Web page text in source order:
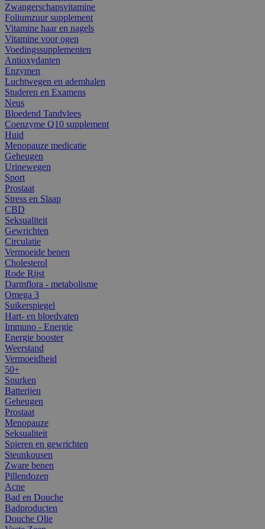
Zwangerschapsvitamine
Foliumzuur supplement
Vitamine haar en nagels
Vitamine voor ogen
Voedingssupplementen
Antioxydanten
Enzymen
Luchtwegen en ademhalen
Studeren en Examens
Neus
Bloedend Tandvlees
Coenzyme Q10 supplement
Huid
Menopauze medicatie
Geheugen
Urinewegen
Sport
Prostaat
Stress en Slaap
CBD
Seksualiteit
Gewrichten
Circulatie
Vermoeide benen
Cholesterol
Rode Rijst
Darmflora - metabolisme
Omega 3
Suikerspiegel
Hart- en bloedvaten
Immuno - Energie
Energie booster
Weerstand
Vermoeidheid
50+
Snurken
Batterijen
Geheugen
Prostaat
Menopauze
Seksualiteit
Spieren en gewrichten
Steunkousen
Zware benen
Pillendozen
Acne
Bad en Douche
Badproducten
Douche Olie